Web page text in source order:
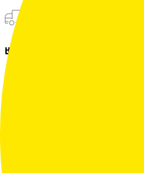
배송조회
여러 주문의 배송 상태를 한 화면에서